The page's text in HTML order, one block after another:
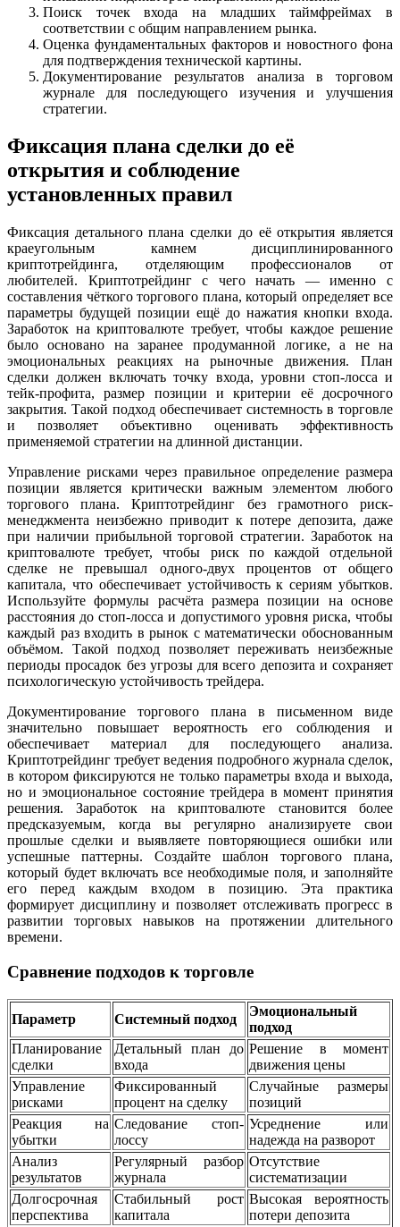
Поиск точек входа на младших таймфреймах в
соответствии с общим направлением рынка.
Оценка фундаментальных факторов и новостного фона
для подтверждения технической картины.
Документирование результатов анализа в торговом
журнале для последующего изучения и улучшения
стратегии.
Фиксация плана сделки до её
открытия и соблюдение
установленных правил
Фиксация детального плана сделки до её открытия является
краеугольным камнем дисциплинированного
криптотрейдинга, отделяющим профессионалов от
любителей. Криптотрейдинг с чего начать — именно с
составления чёткого торгового плана, который определяет все
параметры будущей позиции ещё до нажатия кнопки входа.
Заработок на криптовалюте требует, чтобы каждое решение
было основано на заранее продуманной логике, а не на
эмоциональных реакциях на рыночные движения. План
сделки должен включать точку входа, уровни стоп-лосса и
тейк-профита, размер позиции и критерии её досрочного
закрытия. Такой подход обеспечивает системность в торговле
и позволяет объективно оценивать эффективность
применяемой стратегии на длинной дистанции.
Управление рисками через правильное определение размера
позиции является критически важным элементом любого
торгового плана. Криптотрейдинг без грамотного риск-
менеджмента неизбежно приводит к потере депозита, даже
при наличии прибыльной торговой стратегии. Заработок на
криптовалюте требует, чтобы риск по каждой отдельной
сделке не превышал одного-двух процентов от общего
капитала, что обеспечивает устойчивость к сериям убытков.
Используйте формулы расчёта размера позиции на основе
расстояния до стоп-лосса и допустимого уровня риска, чтобы
каждый раз входить в рынок с математически обоснованным
объёмом. Такой подход позволяет переживать неизбежные
периоды просадок без угрозы для всего депозита и сохраняет
психологическую устойчивость трейдера.
Документирование торгового плана в письменном виде
значительно повышает вероятность его соблюдения и
обеспечивает материал для последующего анализа.
Криптотрейдинг требует ведения подробного журнала сделок,
в котором фиксируются не только параметры входа и выхода,
но и эмоциональное состояние трейдера в момент принятия
решения. Заработок на криптовалюте становится более
предсказуемым, когда вы регулярно анализируете свои
прошлые сделки и выявляете повторяющиеся ошибки или
успешные паттерны. Создайте шаблон торгового плана,
который будет включать все необходимые поля, и заполняйте
его перед каждым входом в позицию. Эта практика
формирует дисциплину и позволяет отслеживать прогресс в
развитии торговых навыков на протяжении длительного
времени.
Сравнение подходов к торговле
Параметр Системный подход
Эмоциональный
подход
Планирование
сделки
Детальный план до
входа
Решение в момент
движения цены
Управление
рисками
Фиксированный
процент на сделку
Случайные размеры
позиций
Реакция на
убытки
Следование стоп-
лоссу
Усреднение или
надежда на разворот
Анализ
результатов
Регулярный разбор
журнала
Отсутствие
систематизации
Долгосрочная
перспектива
Стабильный рост
капитала
Высокая вероятность
потери депозита